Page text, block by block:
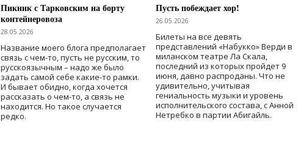
Пикник с Тарковским на борту
контейнеровоза
28.05.2026
Название моего блога предполагает
связь с чем-то, пусть не русским, то
русскоязычным – надо же было
задать самой себе какие-то рамки.
И бывает обидно, когда хочется
рассказать о чем-то, а связь не
находится. Но такое случается
редко.
Пусть побеждает хор!
26.05.2026
Билеты на все девять
представлений «Набукко» Верди в
миланском театре Ла Скала,
последний из которых пройдет 9
июня, давно распроданы. Что не
удивительно, учитывая
гениальность музыки и уровень
исполнительского состава, с Анной
Нетребко в партии Абигайль.